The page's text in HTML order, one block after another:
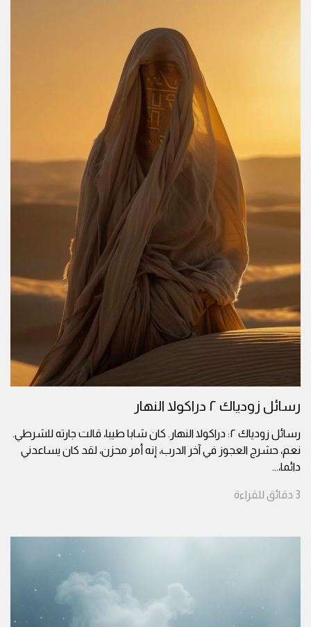
رسائل زودياك ٢ دراكولا النهار
رسائل زودياك ٢: دراكولا النهار. كان شابا طيبا، قالت جارته للشرطي.
نعم، حشرج العجوز في آخر الدرب، إنه أمر محزن، لقد كان يساعدني
دائما،...
3 دقائق للقراءة